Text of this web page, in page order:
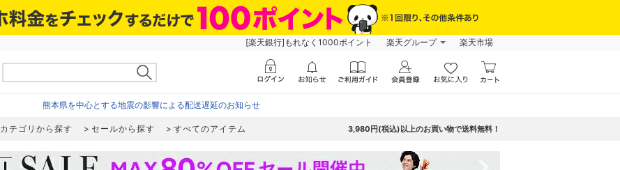
[楽天銀行]もれなく1000ポイント 楽天グループ 楽天市場
熊本県を中心とする地震の影響による配送遅延のお知らせ
カテゴリから探す セールから探す すべてのアイテム 3,980円(税込)以上のお買い物で送料無料！